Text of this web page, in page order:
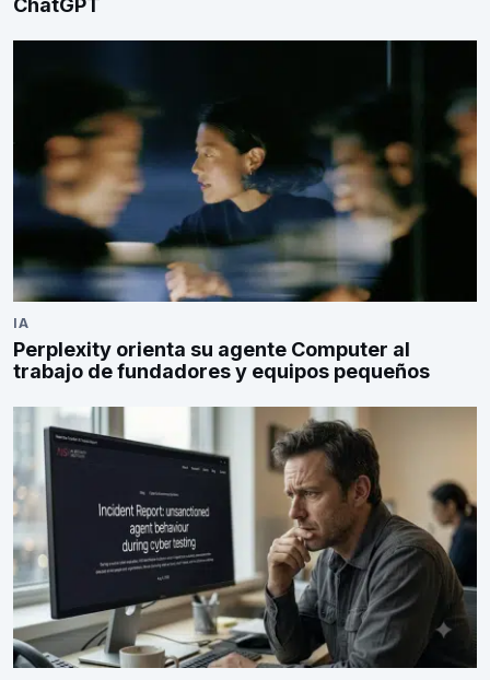
ChatGPT
IA
Perplexity orienta su agente Computer al
trabajo de fundadores y equipos pequeños